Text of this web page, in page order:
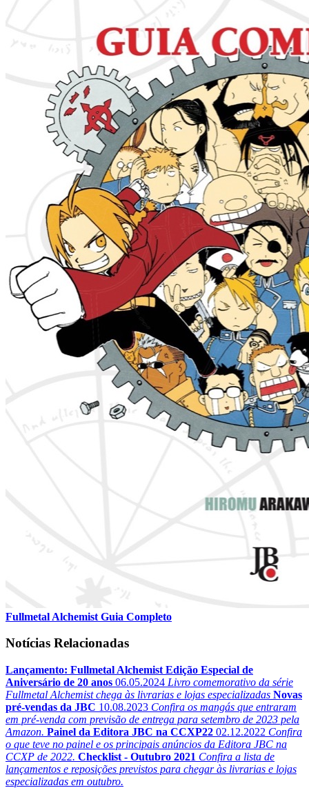
Fullmetal Alchemist Guia Completo
Notícias Relacionadas
Lançamento: Fullmetal Alchemist Edição Especial de
Aniversário de 20 anos 06.05.2024 Livro comemorativo da série
Fullmetal Alchemist chega às livrarias e lojas especializadas Novas
pré-vendas da JBC 10.08.2023 Confira os mangás que entraram
em pré-venda com previsão de entrega para setembro de 2023 pela
Amazon. Painel da Editora JBC na CCXP22 02.12.2022 Confira
o que teve no painel e os principais anúncios da Editora JBC na
CCXP de 2022. Checklist - Outubro 2021 Confira a lista de
lançamentos e reposições previstos para chegar às livrarias e lojas
especializadas em outubro.